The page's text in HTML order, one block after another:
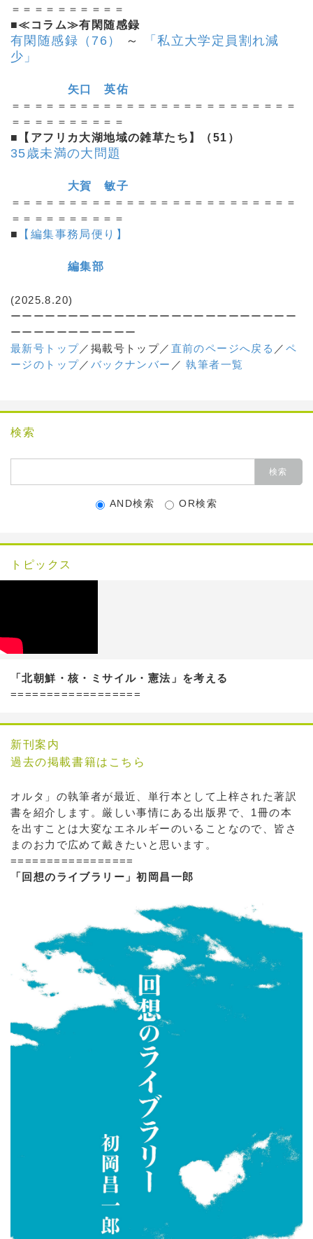
＝＝＝＝＝＝＝＝＝＝
■≪コラム≫有閑随感録
有閑随感録（76） ～
「私立大学定員割れ減
少」
矢口 英佑
＝＝＝＝＝＝＝＝＝＝＝＝＝＝＝＝＝＝＝＝＝＝＝＝＝
＝＝＝＝＝＝＝＝＝＝
■【アフリカ大湖地域の雑草たち】（51）
35歳未満の大問題
大賀 敏子
＝＝＝＝＝＝＝＝＝＝＝＝＝＝＝＝＝＝＝＝＝＝＝＝＝
＝＝＝＝＝＝＝＝＝＝
■
【編集事務局便り】
編集部
(2025.8.20)
ーーーーーーーーーーーーーーーーーーーーーーーーー
ーーーーーーーーーーー
最新号トップ／掲載号トップ／ 直前のページへ戻る ／ ペ
ージのトップ／ バックナンバー ／執筆者一覧
検索
AND検索 OR検索
トピックス
「北朝鮮・核・ミサイル・憲法」を考える
==================
新刊案内
過去の掲載書籍はこちら
オルタ」の執筆者が最近、単行本として上梓された著訳
書を紹介します。厳しい事情にある出版界で、1冊の本
を出すことは大変なエネルギーのいることなので、皆さ
まのお力で広めて戴きたいと思います。
=================
「回想のライブラリー」初岡昌一郎